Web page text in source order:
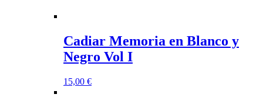
Cadiar Memoria en Blanco y
Negro Vol I
15,00 €